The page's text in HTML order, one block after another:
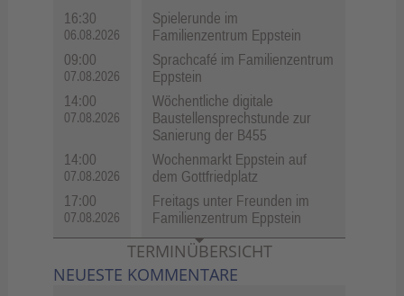
16:30
06.08.2026
Spielerunde im
Familienzentrum Eppstein
09:00
07.08.2026
Sprachcafé im Familienzentrum
Eppstein
14:00
07.08.2026
Wöchentliche digitale
Baustellensprechstunde zur
Sanierung der B455
14:00
07.08.2026
Wochenmarkt Eppstein auf
dem Gottfriedplatz
17:00
07.08.2026
Freitags unter Freunden im
Familienzentrum Eppstein
TERMINÜBERSICHT
NEUESTE KOMMENTARE